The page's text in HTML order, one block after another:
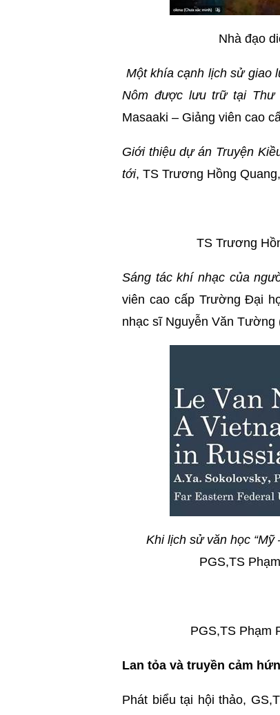
Nhà đạo
Một khía cạnh lịch sử giao
Nôm được lưu trữ tại Thư
Masaaki – Giảng viên cao
Giới thiệu dự án Truyện
tới, TS Trương Hồng
TS Trương
Sáng tác khí nhạc của
viên cao cấp Trường Đại
nhạc sĩ Nguyễn Văn Tường
Khi lịch sử văn học
PGS,TS
PGS,TS Phạm
Lan tỏa và truyền cảm
Phát biểu tại hội thảo,